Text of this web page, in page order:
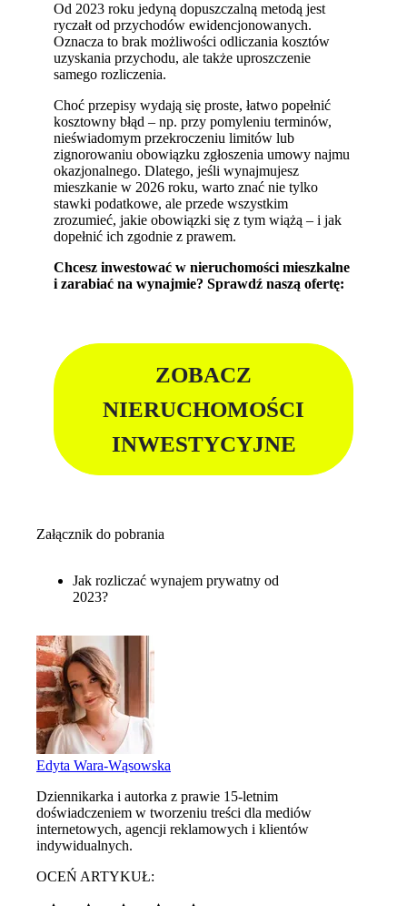
Od 2023 roku jedyną dopuszczalną metodą jest
ryczałt od przychodów ewidencjonowanych.
Oznacza to brak możliwości odliczania kosztów
uzyskania przychodu, ale także uproszczenie
samego rozliczenia.
Choć przepisy wydają się proste, łatwo popełnić
kosztowny błąd – np. przy pomyleniu terminów,
nieświadomym przekroczeniu limitów lub
zignorowaniu obowiązku zgłoszenia umowy najmu
okazjonalnego. Dlatego, jeśli wynajmujesz
mieszkanie w 2026 roku, warto znać nie tylko
stawki podatkowe, ale przede wszystkim
zrozumieć, jakie obowiązki się z tym wiążą – i jak
dopełnić ich zgodnie z prawem.
Chcesz inwestować w nieruchomości mieszkalne
i zarabiać na wynajmie? Sprawdź naszą ofertę:
ZOBACZ
NIERUCHOMOŚCI
INWESTYCYJNE
Załącznik do pobrania
Jak rozliczać wynajem prywatny od
2023?
Edyta Wara-Wąsowska
Dziennikarka i autorka z prawie 15-letnim
doświadczeniem w tworzeniu treści dla mediów
internetowych, agencji reklamowych i klientów
indywidualnych.
OCEŃ ARTYKUŁ: